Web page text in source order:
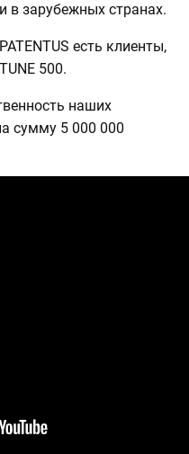
в зарубежных странах.
есть клиенты,
500.
наших
сумму 5 000 000